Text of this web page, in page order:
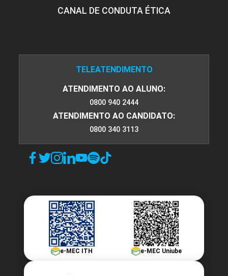
CANAL DE CONDUTA ÉTICA
TELEATENDIMENTO
ATENDIMENTO AO ALUNO:
0800 940 2444
ATENDIMENTO AO CANDIDATO:
0800 340 3113
e-MEC ITH e-MEC Uniube